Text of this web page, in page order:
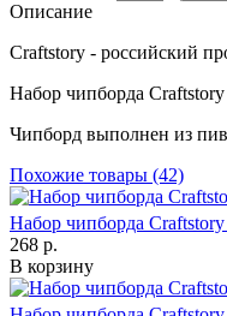
Описание
Craftstory - российский
Набор чипборда
Чипборд выполнен из
Похожие товары (42)
Набор чипборда
268 р.
В корзину